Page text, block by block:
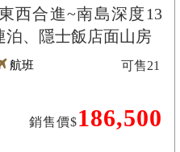
西合進~南島深度13
泊、隱士飯店面山房
航班
銷售價$186,500
可售21